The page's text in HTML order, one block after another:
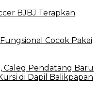
BJBJ Terapkan
Cocok Pakai
Caleg Pendatang Baru
di Dapil Balikpapan